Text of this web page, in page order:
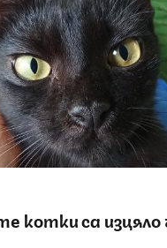
котки са изцяло